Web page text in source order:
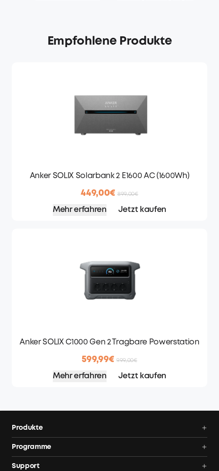
Empfohlene Produkte
Anker SOLIX Solarbank 2 E1600 AC (1600Wh)
449,00€ 899,00€
Mehr erfahren Jetzt kaufen
Anker SOLIX C1000 Gen 2 Tragbare Powerstation
599,99€ 999,00€
Mehr erfahren Jetzt kaufen
Produkte
Balkonkraftwerk mit Speicher
Programme
Support